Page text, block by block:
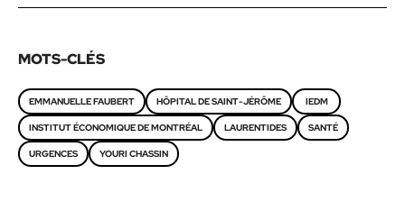
MOTS-CLÉS
EMMANUELLE FAUBERT HÔPITAL DE SAINT-JÉRÔME IEDM
INSTITUT ÉCONOMIQUE DE MONTRÉAL LAURENTIDES SANTÉ
URGENCES YOURI CHASSIN